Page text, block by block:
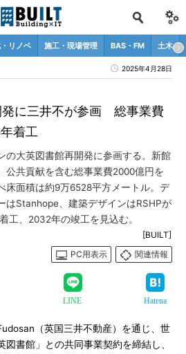
リノベ 施工・現場管理 BAS・FM 土木
2025年4月28日
発に三井不が参画 総事業費
着工
の大英図書館再開発に参画する。新館
公共貢献を含む総事業費2000億円を
床面積は約9万6528平方メートル。デ
はStanhope、建築デザインはRSHPが
工、2032年の竣工を見込む。
[BUILT]
PC用表示
関連情報
LINE Hatena
（英国三井不動産）を通じ、世
書館」との共同事業契約を締結し、